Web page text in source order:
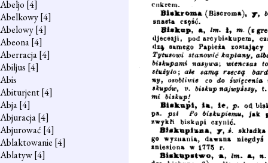
Abeljo [4]
Abelkowy[4]
Abelowy[4]
Abeona[4]
Aberracja[4]
Abiljus [4]
Abis
Abiturjent[4]
Abja[4]
Abjuracja[4]
Abjurować [4]
Ablaktowanie [4]
Ablatyw[4]